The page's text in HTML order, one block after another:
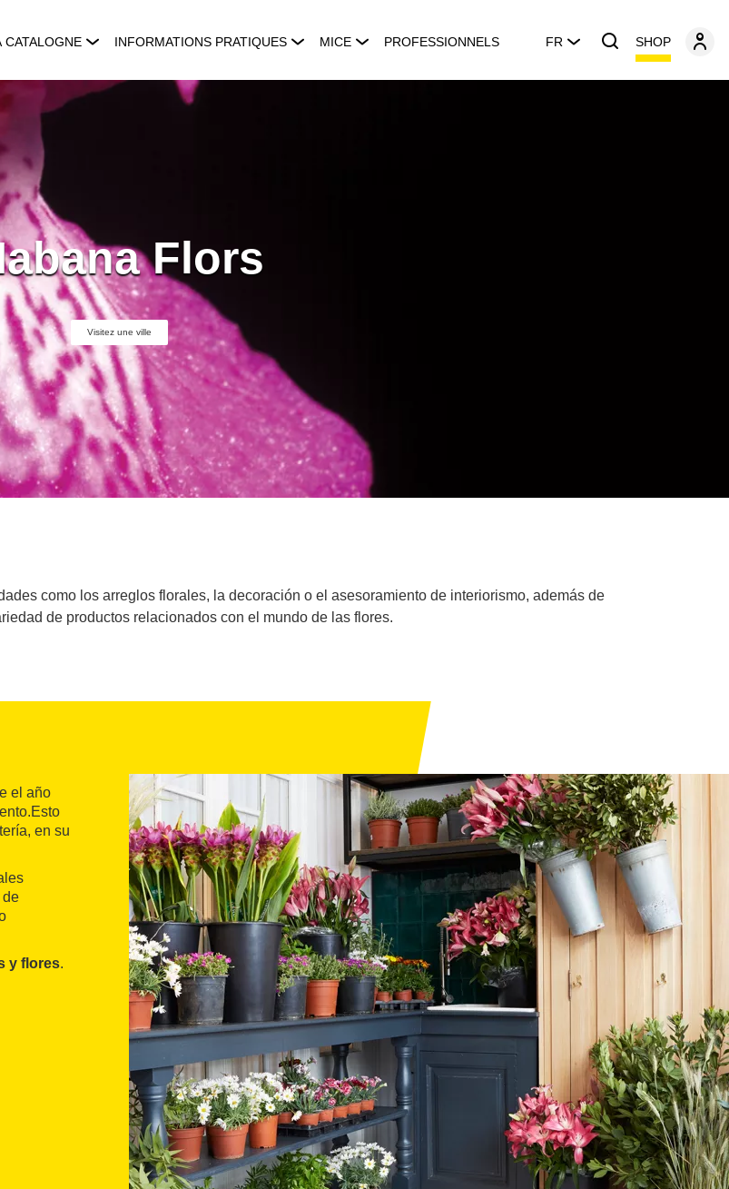
CATALOGNE INFORMATIONS PRATIQUES MICE PROFESSIONNELS FR SHOP
Flors
Visitez une ville
como los arreglos florales, la decoración o el asesoramiento de interiorismo, además de
de productos relacionados con el mundo de las flores.
el año
en su
de
y flores.